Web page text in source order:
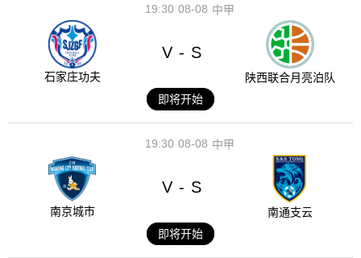
08-08
19:30 中甲
石家庄功夫
V - S
陕西联合月亮泊队
即将开始
08-08
19:30 中甲
南京城市
V - S
南通支云
即将开始